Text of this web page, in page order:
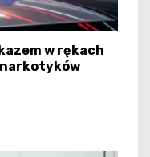
w rękach
narkotyków